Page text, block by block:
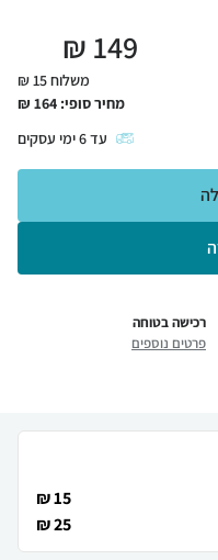
149
₪
משלוח 15 ₪
מחיר סופי: 164
₪
עד6ימי עסקים
רכישה בטוחה
פרטים נוספים
15 ₪
25 ₪